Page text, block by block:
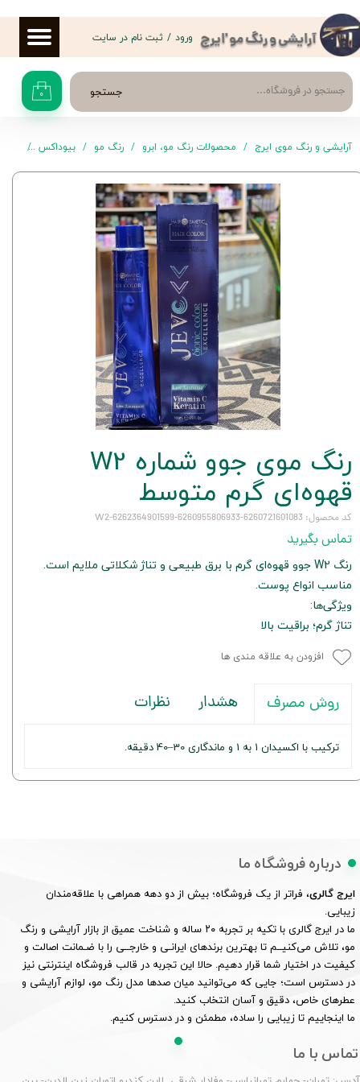
آرایشی و رنگ مو 'ایرج
جستجو ۰
ورود / ثبت نام در سایت
حساب کاربری من
تغییر گذر واژه
سفارشات
خروج از حساب کاربری
آرایشی و رنگ موی ایرج محصولات رنگ مو، ابرو رنگ مو بیوداکس
رنگ موی جوو شماره W2
قهوه‌ای گرم متوسط
کد محصول: 6260721601083-6260955806933-6262364901599-W2
تماس بگیرید
رنگ W2 جوو قهوه‌ای گرم با برق طبیعی و تناژ شکلاتی ملایم است.
مناسب انواع پوست.
ویژگی‌ها:
تناژ گرم؛ براقیت بالا
افزودن به علاقه مندی ها
روش مصرف هشدار نظرات
ترکیب با اکسیدان 1 به 1 و ماندگاری 30–40 دقیقه.
درباره فروشگاه ما
ایرج گالری، فراتر از یک فروشگاه؛ بیش از دو دهه همراهی با علاقه‌مندان
زیبایی.
ما در ایرج گالری با تکیه بر تجربه ۲۰ ساله و شناخت عمیق از بازار آرایشی و رنگ
مو، تلاش می‌کنیــم تا بهترین برندهای ایرانـی و خارجــی را با ضـمانت اصالت و
کیفیت در اختیار شما قرار دهیم. حالا این تجربه در قالب فروشگاه اینترنتی نیز
در دسترس است؛ جایی که می‌توانید میان صدها مدل رنگ مو، لوازم آرایشی و
عطرهای خاص، دقیق و آسان انتخاب کنید.
ما اینجاییم تا زیبایی را ساده، مطمئن و در دسترس کنیم.
تماس با ما